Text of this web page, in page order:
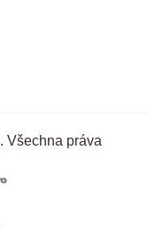
. Všechna práva